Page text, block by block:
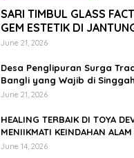
SARI TIMBUL GLASS
GEM ESTETIK DI
TEGALALANG, BALI
June 21, 2026
Desa Penglipuran Surga
Bangli yang Wajib di
June 21, 2026
HEALING TERBAIK DI TOYA
MENIIKMATI KEINDAHAN
June 14, 2026